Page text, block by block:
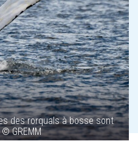
des rorquals à bosse sont
GREMM